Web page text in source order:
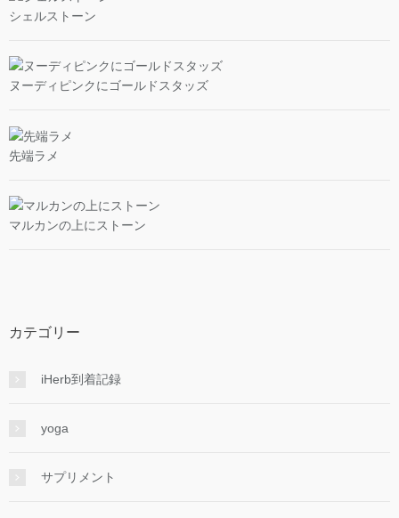
シェルストーン
ヌーディピンクにゴールドスタッズ
先端ラメ
マルカンの上にストーン
カテゴリー
iHerb到着記録
yoga
サプリメント